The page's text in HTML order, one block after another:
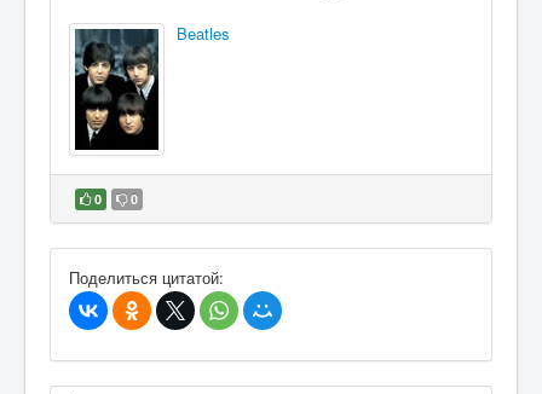
Beatles
0 0
В избранное
Поделиться цитатой: